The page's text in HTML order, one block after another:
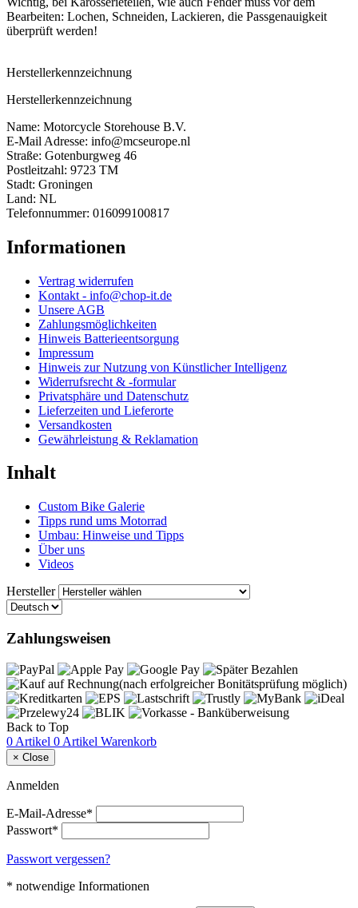
Bearbeiten: Lochen, Schneiden, Lackieren, die Passgenauigkeit
überprüft werden!
Herstellerkennzeichnung
Herstellerkennzeichnung
Name: Motorcycle Storehouse B.V.
E-Mail Adresse: info@mcseurope.nl
Straße: Gotenburgweg 46
Postleitzahl: 9723 TM
Stadt: Groningen
Land: NL
Telefonnummer: 016099100817
Informationen
Vertrag widerrufen
Kontakt - info@chop-it.de
Unsere AGB
Zahlungsmöglichkeiten
Hinweis Batterieentsorgung
Impressum
Hinweis zur Nutzung von Künstlicher Intelligenz
Widerrufsrecht & -formular
Privatsphäre und Datenschutz
Lieferzeiten und Lieferorte
Versandkosten
Gewährleistung & Reklamation
Inhalt
Custom Bike Galerie
Tipps rund ums Motorrad
Umbau: Hinweise und Tipps
Über uns
Videos
Hersteller
Zahlungsweisen
Back to Top
0 Artikel 0 Artikel Warenkorb
× Close
Anmelden
E-Mail-Adresse*
Passwort*
Passwort vergessen?
* notwendige Informationen